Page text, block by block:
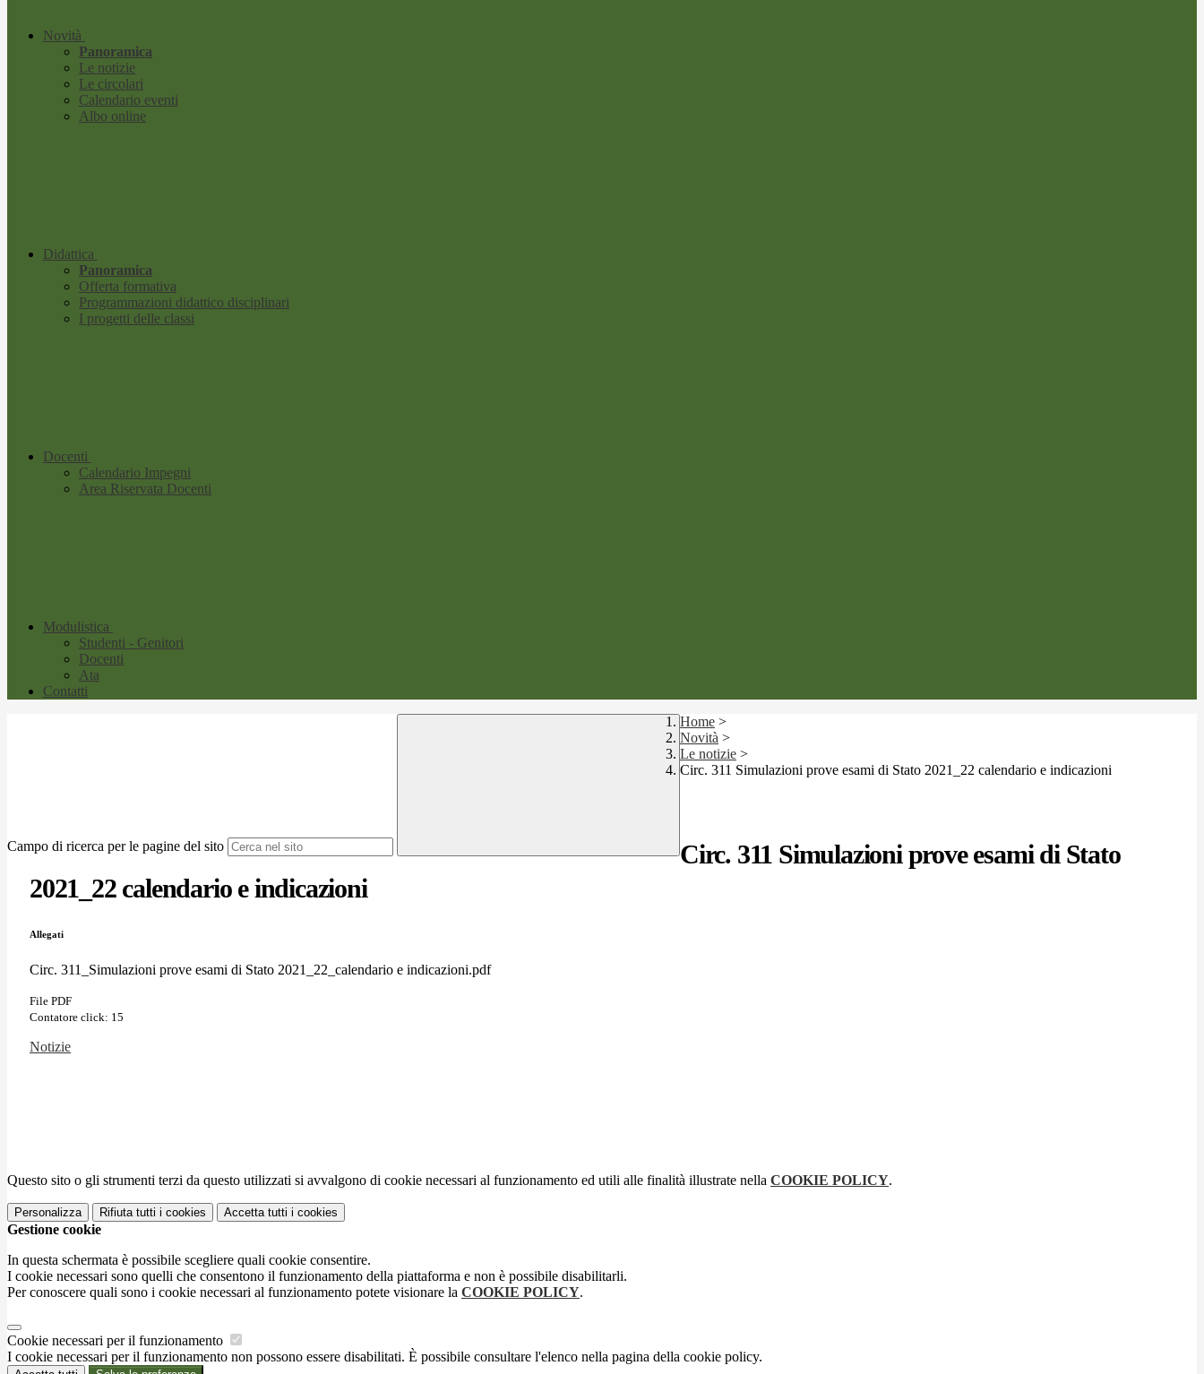
Novità
Panoramica
Le notizie
Le circolari
Calendario eventi
Albo online
Didattica
Panoramica
Offerta formativa
Programmazioni didattico disciplinari
I progetti delle classi
Docenti
Calendario Impegni
Area Riservata Docenti
Modulistica
Studenti - Genitori
Docenti
Ata
Contatti
Campo di ricerca per le pagine del sito
Home >
Novità >
Le notizie >
Circ. 311 Simulazioni prove esami di Stato 2021_22 calendario e indicazioni
Circ. 311 Simulazioni prove esami di Stato
2021_22 calendario e indicazioni
Allegati
Circ. 311_Simulazioni prove esami di Stato 2021_22_calendario e indicazioni.pdf
File PDF
Contatore click: 15
Notizie
Questo sito o gli strumenti terzi da questo utilizzati si avvalgono di cookie necessari al funzionamento ed utili alle finalità illustrate nella COOKIE POLICY.
Personalizza Rifiuta tutti i cookies Accetta tutti i cookies
Gestione cookie
In questa schermata è possibile scegliere quali cookie consentire.
I cookie necessari sono quelli che consentono il funzionamento della piattaforma e non è possibile disabilitarli.
Per conoscere quali sono i cookie necessari al funzionamento potete visionare la COOKIE POLICY.
Cookie necessari per il funzionamento
I cookie necessari per il funzionamento non possono essere disabilitati. È possibile consultare l'elenco nella pagina della cookie policy.